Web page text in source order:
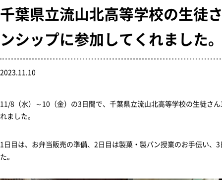
千葉県立流山北高等学校の生徒
ンシップに参加してくれました
2023.11.10
11/8（水）～10（金）の3日間で、千葉県立流山北高等学校の生徒さ
れました。
1日目は、お弁当販売の準備、2日目は製菓・製パン授業のお手伝い、
た。